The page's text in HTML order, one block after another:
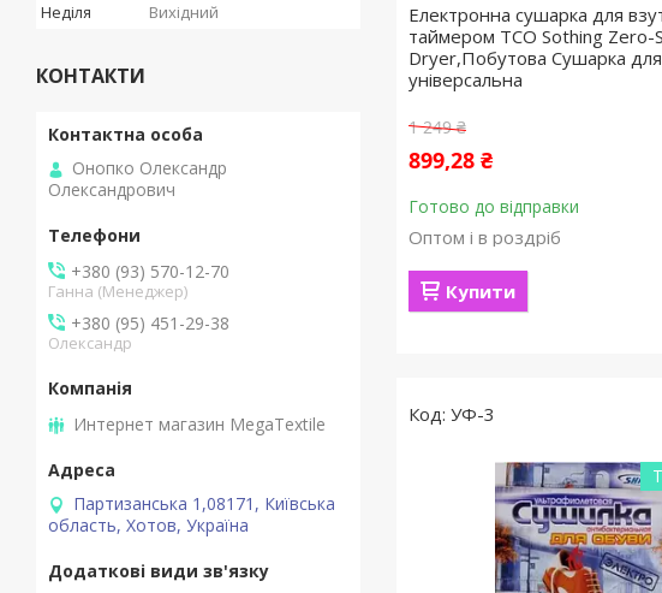
Електронна сушарка для
таймером TCO Sothing Zero-
Dryer,Побутова Сушарка для
універсальна
1 249 ₴
899,28 ₴
Готово до відправки
Оптом і в роздріб
Купити
УФ-3
Неділя
Вихідний
КОНТАКТИ
Онопко Олександр
Олександрович
+380 (93) 570-12-70
Ганна (Менеджер)
+380 (95) 451-29-38
Олександр
Интернет магазин MegaTextile
Партизанська 1,08171, Київська
область, Хотов, Україна